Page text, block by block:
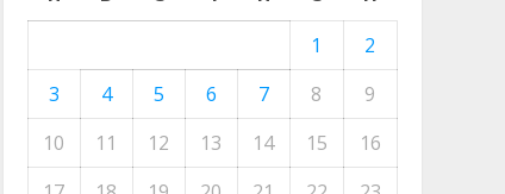
1
2
3
4 5 6 7 8
9
10
11 12 13 14 15
16